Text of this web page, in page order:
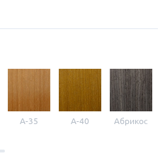
A-35 A-40 Абрикос